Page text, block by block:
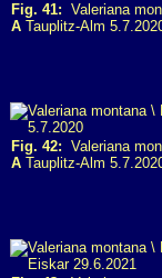
Fig. 41: Valeriana
A Tauplitz-Alm
Fig. 42: Valeriana
A Tauplitz-Alm